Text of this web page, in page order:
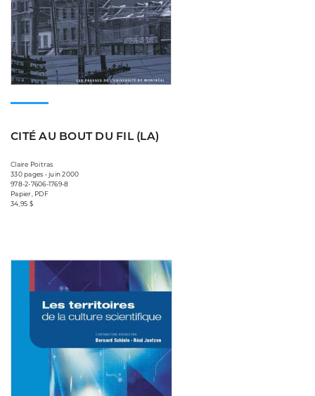
CITÉ AU BOUT DU FIL (LA)
Claire Poitras
330 pages • juin 2000
978-2-7606-1769-8
Papier, PDF
34,95 $